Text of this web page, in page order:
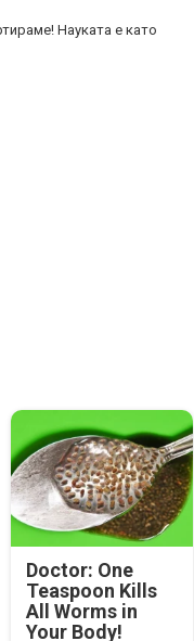
Науката е като
Doctor: One
Teaspoon Kills
All Worms in
Your Body!